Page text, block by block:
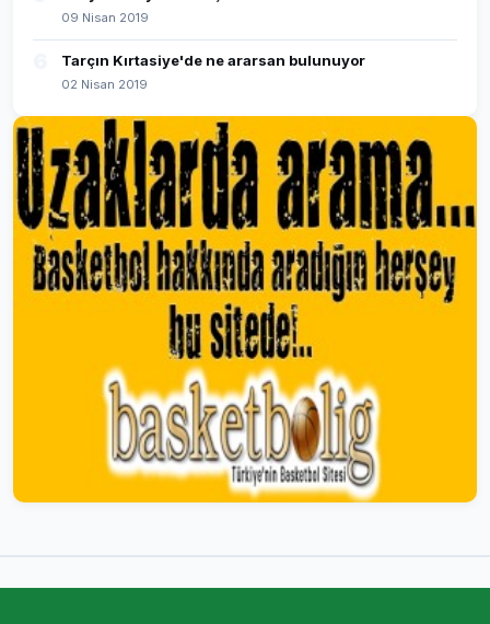
09 Nisan 2019
Tarçın Kırtasiye'de ne ararsan bulunuyor
02 Nisan 2019